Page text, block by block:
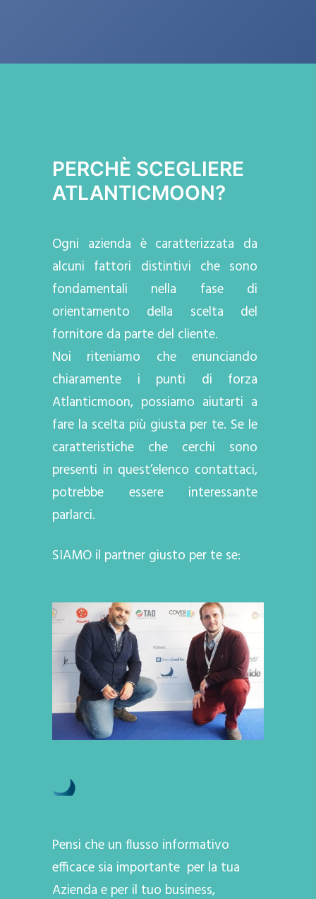
PERCHÈ SCEGLIERE
ATLANTICMOON?
Ogni azienda è caratterizzata da
alcuni fattori distintivi che sono
fondamentali nella fase di
orientamento della scelta del
fornitore da parte del cliente.
Noi riteniamo che enunciando
chiaramente i punti di forza
Atlanticmoon, possiamo aiutarti a
fare la scelta più giusta per te. Se le
caratteristiche che cerchi sono
presenti in quest’elenco contattaci,
potrebbe essere interessante
parlarci.
SIAMO il partner giusto per te se:
Pensi che un flusso informativo
efficace sia importante per la tua
Azienda e per il tuo business,